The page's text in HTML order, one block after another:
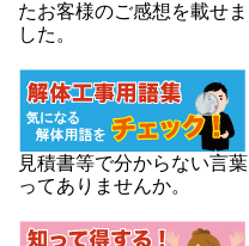
たお客様のご感想を載せま
した。
見積書等で分からない言葉
ってありませんか。